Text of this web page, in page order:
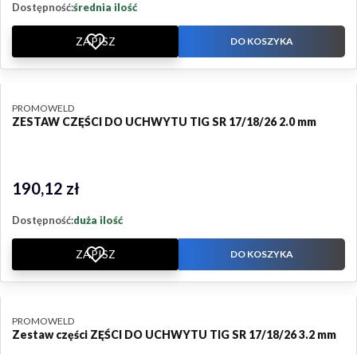
Dostępność:średnia ilość
ZAPISZ DO KOSZYKA
ZESTAW CZĘŚCI DO UCHWYTU TIG SR 17/18/26 2.0 mm
PRODUCENT
PROMOWELD
Cena
190,12 zł
Dostępność:duża ilość
ZAPISZ DO KOSZYKA
Zestaw części ZĘŚCI DO UCHWYTU TIG SR 17/18/26 3.2 mm
PRODUCENT
PROMOWELD